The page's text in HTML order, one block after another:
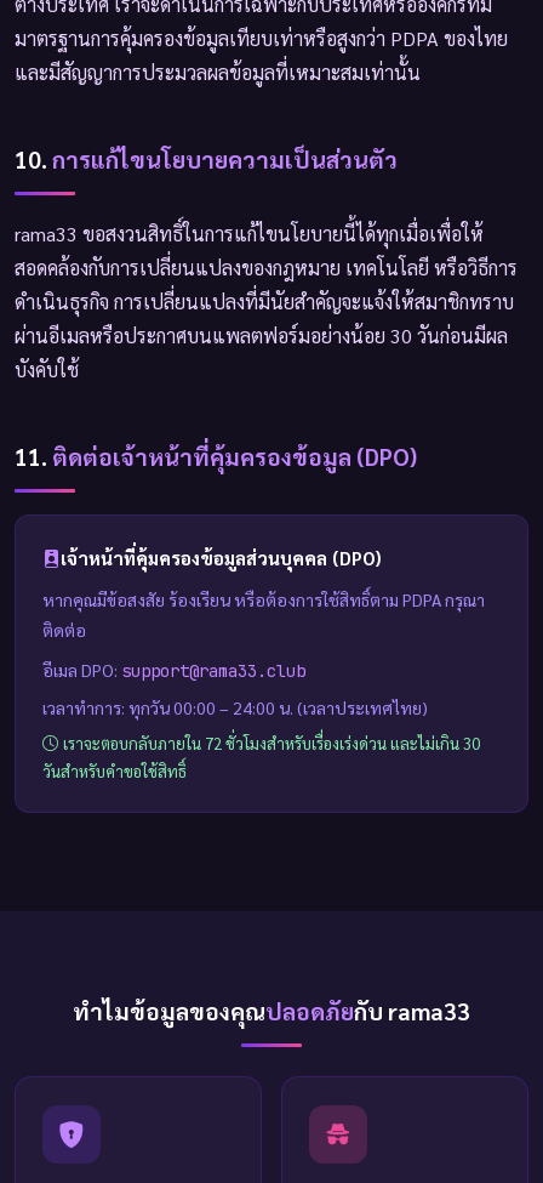
มาตรฐานการคุ้มครองข้อมูลเทียบเท่าหรือสูงกว่า PDPA ของไทย
และมีสัญญาการประมวลผลข้อมูลที่เหมาะสมเท่านั้น
10. การแก้ไขนโยบายความเป็นส่วนตัว
rama33 ขอสงวนสิทธิ์ในการแก้ไขนโยบายนี้ได้ทุกเมื่อเพื่อให้
สอดคล้องกับการเปลี่ยนแปลงของกฎหมาย เทคโนโลยี หรือวิธีการ
ดำเนินธุรกิจ การเปลี่ยนแปลงที่มีนัยสำคัญจะแจ้งให้สมาชิกทราบ
ผ่านอีเมลหรือประกาศบนแพลตฟอร์มอย่างน้อย 30 วันก่อนมีผล
บังคับใช้
11. ติดต่อเจ้าหน้าที่คุ้มครองข้อมูล (DPO)
เจ้าหน้าที่คุ้มครองข้อมูลส่วนบุคคล (DPO)
หากคุณมีข้อสงสัย ร้องเรียน หรือต้องการใช้สิทธิ์ตาม PDPA กรุณา
ติดต่อ
อีเมล DPO: support@rama33.club
เวลาทำการ: ทุกวัน 00:00 – 24:00 น. (เวลาประเทศไทย)
เราจะตอบกลับภายใน 72 ชั่วโมงสำหรับเรื่องเร่งด่วน และไม่เกิน 30
วันสำหรับคำขอใช้สิทธิ์
ทำไมข้อมูลของคุณปลอดภัยกับ rama33